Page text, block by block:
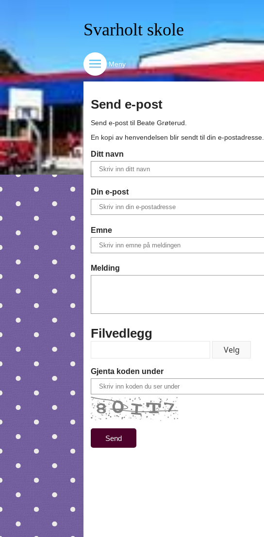
Svarholt skole
Meny
Send e-post
Send e-post til Beate Grøterud.
En kopi av henvendelsen blir sendt til din e-postadresse.
Ditt navn
Din e-post
Emne
Melding
Filvedlegg
Gjenta koden under